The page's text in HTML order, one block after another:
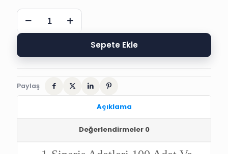
HAT
YAZILI
ÖZEL
DÜĞÜN
Sepete Ekle
Paylaş
Açıklama
Değerlendirmeler 0